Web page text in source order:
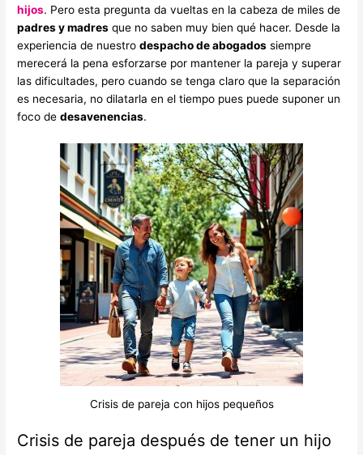
hijos. Pero esta pregunta da vueltas en la cabeza de miles de
padres y madres que no saben muy bien qué hacer. Desde la
experiencia de nuestrodespacho de abogados siempre
merecerá la pena esforzarse por mantener la pareja y superar
las dificultades, pero cuando se tenga claro que la separación
es necesaria, no dilatarla en el tiempo pues puede suponer un
foco dedesavenencias.
Crisis de pareja con hijos pequeños
Crisis de pareja después de tener un hijo